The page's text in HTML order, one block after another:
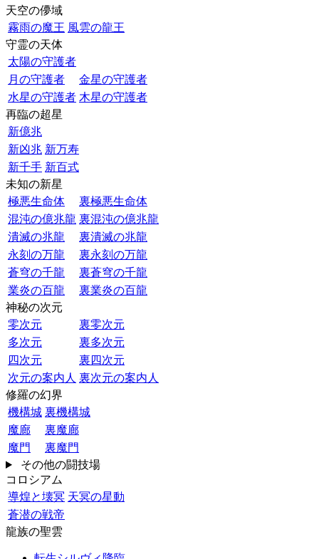
天空の儚域
霧雨の魔王 風雲の龍王
守霊の天体
太陽の守護者
月の守護者
金星の守護者
水星の守護者 木星の守護者
再臨の超星
新億兆
新凶兆 新万寿
新千手 新百式
未知の新星
極悪生命体
裏極悪生命体
混沌の億兆龍 裏混沌の億兆龍
潰滅の兆龍
裏潰滅の兆龍
永刻の万龍
裏永刻の万龍
蒼穹の千龍
裏蒼穹の千龍
業炎の百龍
裏業炎の百龍
神秘の次元
零次元
裏零次元
多次元
裏多次元
四次元
裏四次元
次元の案内人 裏次元の案内人
修羅の幻界
機構城 裏機構城
魔廊
裏魔廊
魔門
裏魔門
その他の闘技場
コロシアム
導煌と壊冥 天冥の星動
蒼潜の戦帝
龍族の聖雲